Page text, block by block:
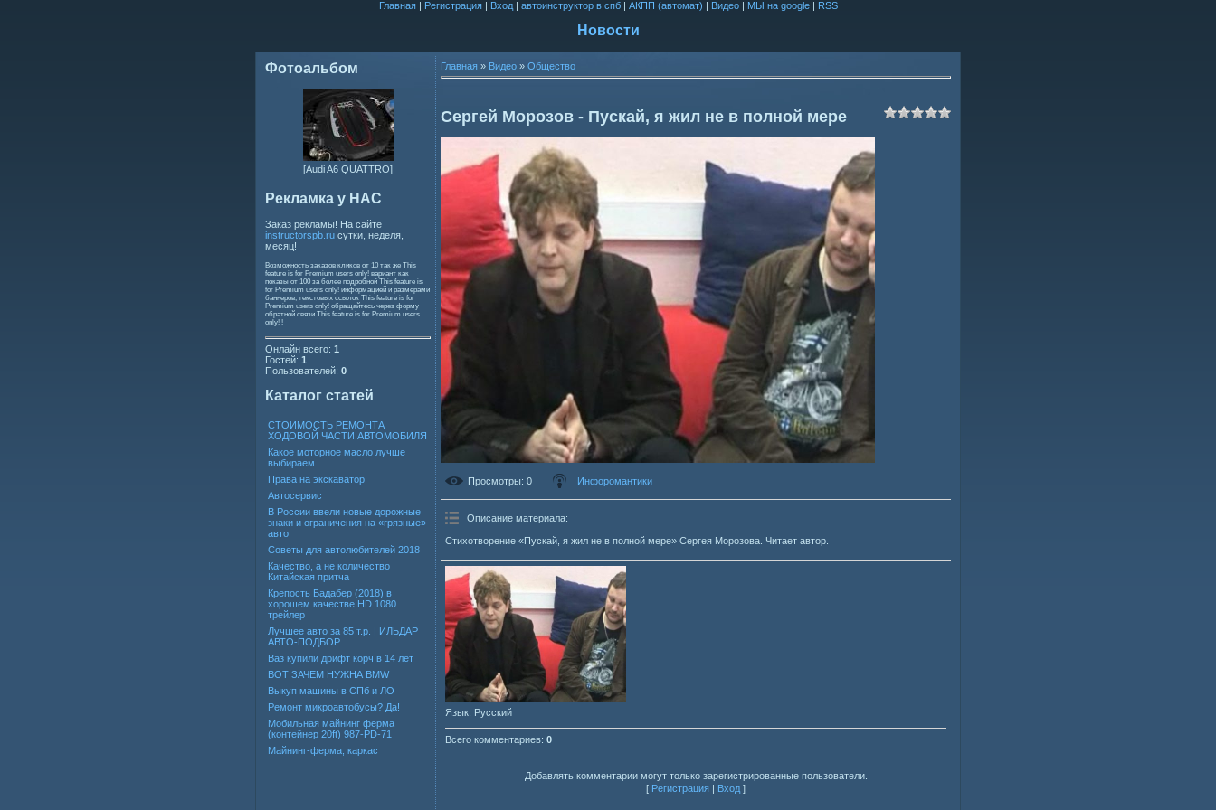
Главная| Регистрация| Вход| автоинструктор в спб| АКПП (автомат) | Видео| МЫ на google| RSS
Новости
Фотоальбом
[Audi A6 QUATTRO]
Рекламка у НАС
Заказ рекламы! На сайте
instructorspb.ru сутки, неделя,
месяц!
Возможность заказов кликов от 10 так же This
feature is for Premium users only! вариант как
показы от 100 за более подробной This feature is
for Premium users only! информацией и размерами
баннеров, текстовых ссылок This feature is for
Premium users only! обращайтесь через форму
обратной связи This feature is for Premium users
only! !
Онлайн всего: 1
Гостей: 1
Пользователей: 0
Каталог статей
СТОИМОСТЬ РЕМОНТА
ХОДОВОЙ ЧАСТИ АВТОМОБИЛЯ
Какое моторное масло лучше
выбираем
Права на экскаватор
Автосервис
В России ввели новые дорожные
знаки и ограничения на «грязные»
авто
Советы для автолюбителей 2018
Качество, а не количество
Китайская притча
Крепость Бадабер (2018) в
хорошем качестве HD 1080
трейлер
Лучшее авто за 85 т.р. | ИЛЬДАР
АВТО-ПОДБОР
Ваз купили дрифт корч в 14 лет
ВОТ ЗАЧЕМ НУЖНА BMW
Выкуп машины в СПб и ЛО
Ремонт микроавтобусы? Да!
Мобильная майнинг ферма
(контейнер 20ft) 987-PD-71
Майнинг-ферма, каркас
Главная » Видео » Общество
Сергей Морозов - Пускай, я жил не в полной мере
Просмотры: 0 Инфоромантики
Описание материала:
Стихотворение «Пускай, я жил не в полной мере» Сергея Морозова. Читает автор.
Язык: Русский
Всего комментариев: 0
Добавлять комментарии могут только зарегистрированные пользователи.
[ Регистрация | Вход ]